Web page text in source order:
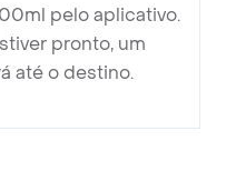
pelo aplicativo.
pronto, um
até o destino.